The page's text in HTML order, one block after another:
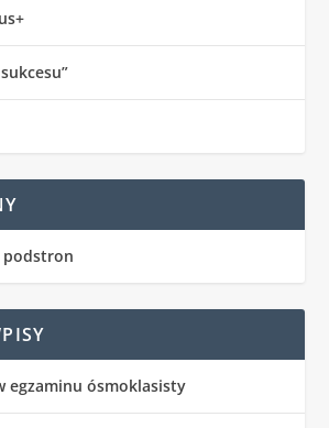
podstron
egzaminu ósmoklasisty